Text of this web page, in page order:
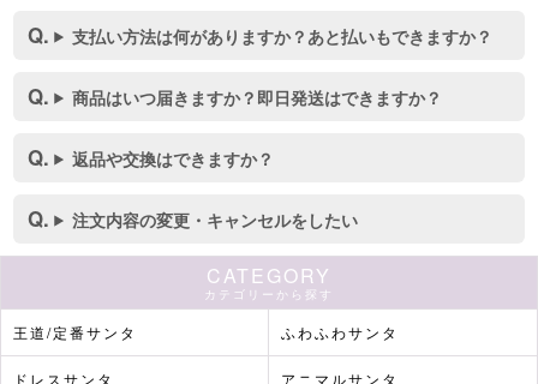
支払い方法は何がありますか？あと払いもできますか？
商品はいつ届きますか？即日発送はできますか？
返品や交換はできますか？
注文内容の変更・キャンセルをしたい
CATEGORY
カテゴリーから探す
王道/定番サンタ ふわふわサンタ
ドレスサンタ アニマルサンタ